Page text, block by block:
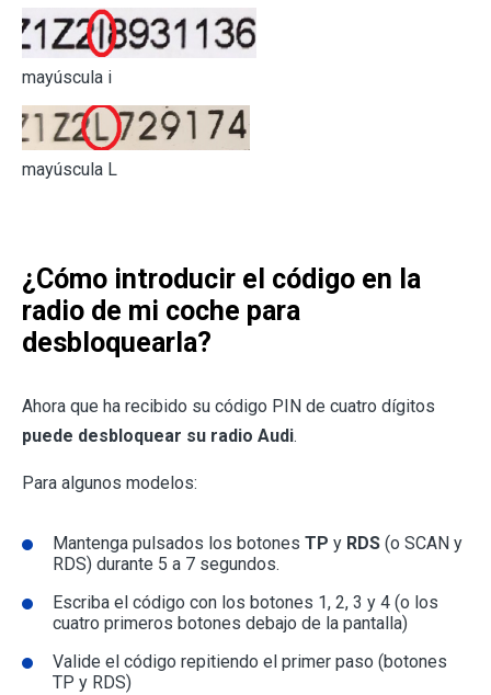
mayúscula i
mayúscula L
¿Cómo introducir el código en la
radio de mi coche para
desbloquearla?
Ahora que ha recibido su código PIN de cuatro dígitos
puede desbloquear su radio Audi.
Para algunos modelos:
Mantenga pulsados los botones TP y RDS (o SCAN y
RDS) durante 5 a 7 segundos.
Escriba el código con los botones 1, 2, 3 y 4 (o los
cuatro primeros botones debajo de la pantalla)
Valide el código repitiendo el primer paso (botones
TP y RDS)